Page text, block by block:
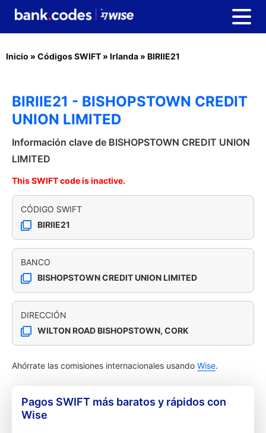
Inicio » Códigos SWIFT » Irlanda » BIRIIE21
BIRIIE21 - BISHOPSTOWN CREDIT
UNION LIMITED
Información clave de BISHOPSTOWN CREDIT UNION
LIMITED
This SWIFT code is inactive.
CÓDIGO SWIFT
BIRIIE21
BANCO
BISHOPSTOWN CREDIT UNION LIMITED
DIRECCIÓN
WILTON ROAD BISHOPSTOWN, CORK
Ahórrate las comisiones internacionales usando Wise.
Pagos SWIFT más baratos y rápidos con
Wise